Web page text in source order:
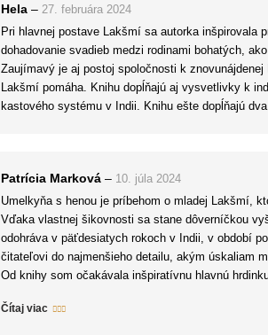
Hela – 27. februára 2024
Pri hlavnej postave Lakšmí sa autorka
dohadovanie svadieb medzi rodinami bohatých,
Zaujímavý je aj postoj spoločnosti k
Lakšmí pomáha. Knihu dopĺňajú aj vysvetlivky k
kastového systému v Indii. Knihu ešte dopĺňajú
Patrícia Marková – 10. júla 2024
Umelkyňa s henou je príbehom o mladej Lakšmí,
Vďaka vlastnej šikovnosti sa stane dôverníčkou
odohráva v päťdesiatych rokoch v Indii, v období
čitateľovi do najmenšieho detailu, akým úskaliam
Od knihy som očakávala inšpiratívnu hlavnú
Samotná hrdinka príbehu mi svojím správaním
Čítaj viac